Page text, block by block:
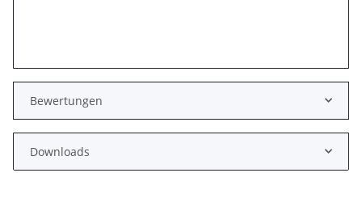
Bewertungen
Downloads